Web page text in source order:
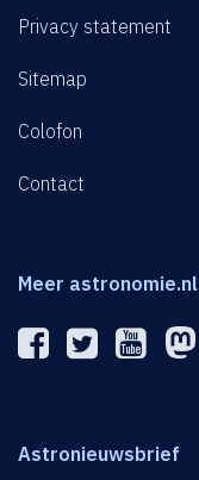
Privacy statement
Sitemap
Colofon
Contact
Meer astronomie.nl
Astronieuwsbrief